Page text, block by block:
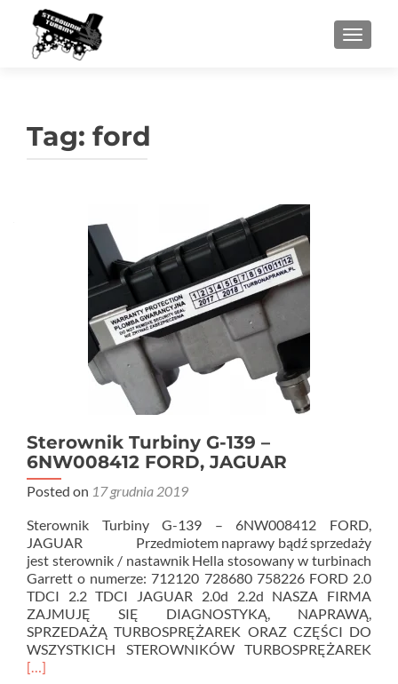
Tag: ford
Sterownik Turbiny G-139 –
6NW008412 FORD, JAGUAR
Posted on 17 grudnia 2019
Sterownik Turbiny G-139 – 6NW008412 FORD,
JAGUAR Przedmiotem naprawy bądź sprzedaży
jest sterownik / nastawnik Hella stosowany w turbinach
Garrett o numerze: 712120 728680 758226 FORD 2.0
TDCI 2.2 TDCI JAGUAR 2.0d 2.2d NASZA FIRMA
ZAJMUJĘ SIĘ DIAGNOSTYKĄ, NAPRAWĄ,
SPRZEDAŻĄ TURBOSPRĘŻAREK ORAZ CZĘŚCI DO
WSZYSTKICH STEROWNIKÓW TURBOSPRĘŻAREK
[…]